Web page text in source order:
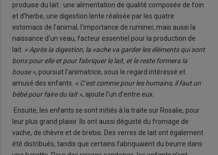
produise du lait : une alimentation de qualité composée de foin
et d’herbe, une digestion lente réalisée par les quatre
estomacs de l’animal, l’importance de ruminer, mais aussi la
naissance d’un veau, facteur essentiel pour la production de
lait. « Après la digestion, la vache va garder les éléments qui sont
bons pour elle et pour fabriquer le lait, et le reste formera la
bouse », poursuit l’animatrice, sous le regard intéressé et
amusé des enfants. « C’est comme pour les humains, il faut un
bébé pour faire du lait », ajoute l’un d’entre eux.
Ensuite, les enfants se sont initiés à la traite sur Rosalie, pour
leur plus grand plaisir. Ils ont aussi dégusté du fromage de
vache, de chèvre et de brebis. Des verres de lait ont également
été distribués, tandis que certains fabriquaient du beurre dans